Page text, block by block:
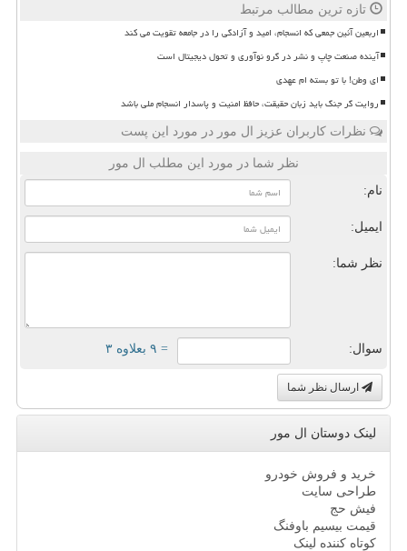
تازه ترین مطالب مرتبط
اربعین آئین جمعی که انسجام، امید و آزادگی را در جامعه تقویت می کند
آینده صنعت چاپ و نشر در گرو نوآوری و تحول دیجیتال است
ای وطن! با تو بسته ام عهدی
روایت گر جنگ باید زبان حقیقت، حافظ امنیت و پاسدار انسجام ملی باشد
نظرات کاربران عزیز ال مور در مورد این پست
نظر شما در مورد این مطلب ال مور
نام:
ایمیل:
نظر شما:
سوال: = ۹ بعلاوه ۳
ارسال نظر شما
لینک دوستان ال مور
خرید و فروش خودرو
طراحی سایت
فیش حج
قیمت بیسیم باوفنگ
کوتاه کننده لینک